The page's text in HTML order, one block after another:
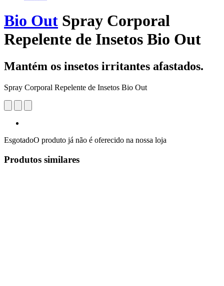
Bio Out Spray Corporal
Repelente de Insetos Bio Out
Mantém os insetos irritantes afastados.
Spray Corporal Repelente de Insetos Bio Out
EsgotadoO produto já não é oferecido na nossa loja
Produtos similares